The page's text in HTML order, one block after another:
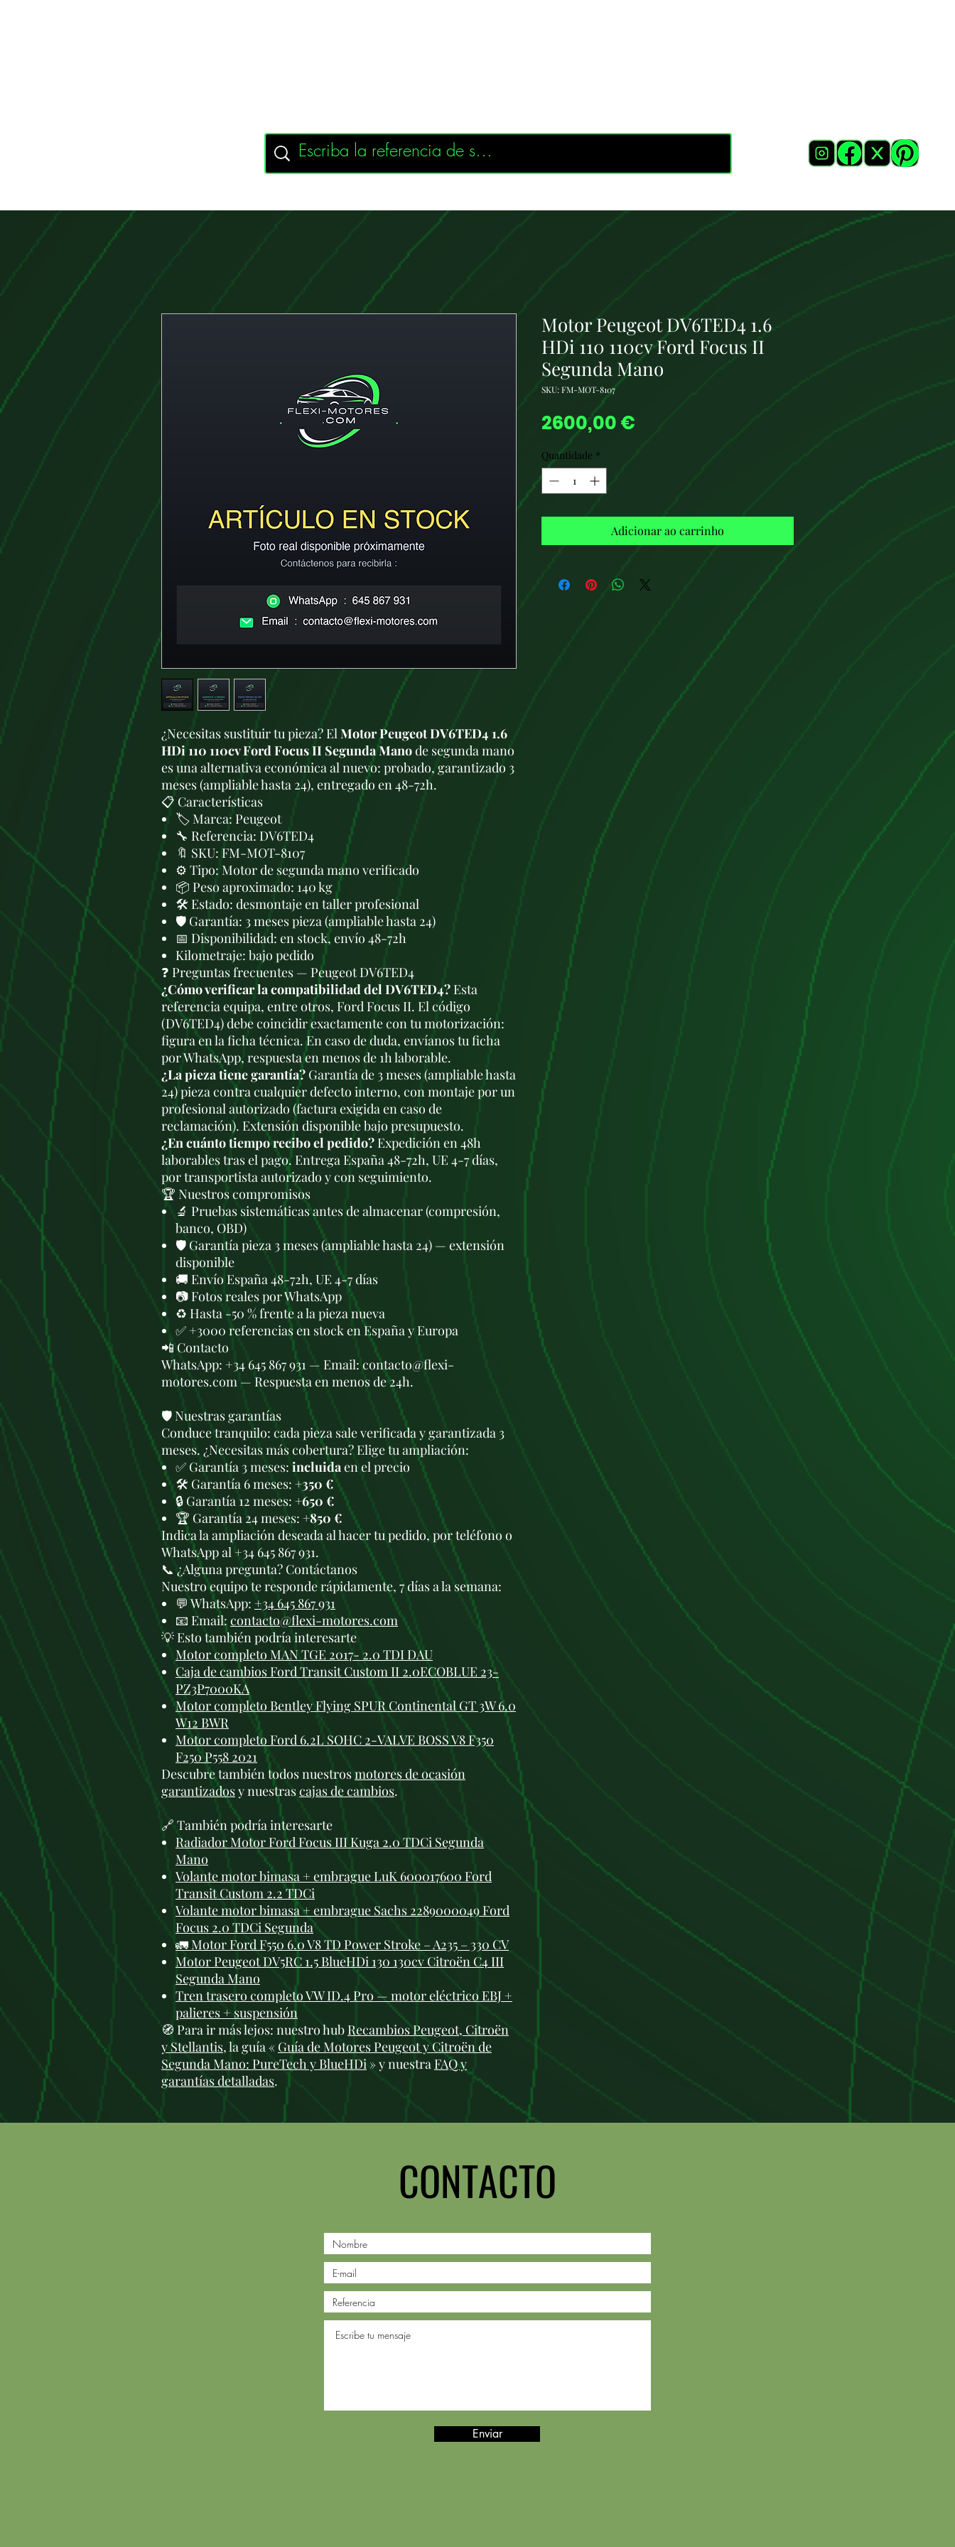
¿Necesitas sustituir tu pieza? ElMotor Peugeot DV6TED4 1.6
HDi 110 110cv Ford Focus II Segunda Manode segunda mano
es una alternativa económica al nuevo: probado, garantizado 3
meses (ampliable hasta 24), entregado en 48-72h.
📋 Características
🏷️ Marca: Peugeot
🔧 Referencia: DV6TED4
🔖 SKU: FM-MOT-8107
⚙️ Tipo: Motor de segunda mano verificado
📦 Peso aproximado: 140 kg
🛠 Estado: desmontaje en taller profesional
🛡️ Garantía: 3 meses pieza (ampliable hasta 24)
📅 Disponibilidad: en stock, envío 48-72h
Kilometraje: bajo pedido
❓ Preguntas frecuentes — Peugeot DV6TED4
¿Cómo verificar la compatibilidad del DV6TED4? Esta
referencia equipa, entre otros, Ford Focus II. El código
(DV6TED4) debe coincidir exactamente con tu motorización:
figura en la ficha técnica. En caso de duda, envíanos tu ficha
por WhatsApp, respuesta en menos de 1h laborable.
¿La pieza tiene garantía? Garantía de 3 meses (ampliable hasta
24) pieza contra cualquier defecto interno, con montaje por un
profesional autorizado (factura exigida en caso de
reclamación). Extensión disponible bajo presupuesto.
¿En cuánto tiempo recibo el pedido? Expedición en 48h
laborables tras el pago. Entrega España 48-72h, UE 4-7 días,
por transportista autorizado y con seguimiento.
🏆 Nuestros compromisos
🔬 Pruebas sistemáticas antes de almacenar (compresión,
banco, OBD)
🛡️ Garantía pieza 3 meses (ampliable hasta 24) — extensión
disponible
🚚 Envío España 48-72h, UE 4-7 días
📷 Fotos reales por WhatsApp
♻️ Hasta -50 % frente a la pieza nueva
✅ +3000 referencias en stock en España y Europa
📲 Contacto
WhatsApp: +34 645 867 931 — Email: contacto@flexi-
motores.com — Respuesta en menos de 24h.
🛡️ Nuestras garantías
Conduce tranquilo: cada pieza sale verificada y garantizada 3
meses. ¿Necesitas más cobertura? Elige tu ampliación:
✅ Garantía 3 meses: incluidaen el precio
🛠️ Garantía 6 meses: +350 €
🔒 Garantía 12 meses: +650 €
🏆 Garantía 24 meses: +850 €
Indica la ampliación deseada al hacer tu pedido, por teléfono o
WhatsApp al +34 645 867 931.
📞 ¿Alguna pregunta? Contáctanos
Nuestro equipo te responde rápidamente, 7 días a la semana:
💬 WhatsApp: +34 645 867 931
📧 Email: contacto@flexi-motores.com
💡 Esto también podría interesarte
Motor completo MAN TGE 2017- 2.0 TDI DAU
Caja de cambios Ford Transit Custom II 2.0ECOBLUE 23-
PZ3P7000KA
Motor completo Bentley Flying SPUR Continental GT 3W 6.0
W12 BWR
Motor completo Ford 6.2L SOHC 2-VALVE BOSS V8 F350
F250 P558 2021
Descubre también todos nuestrosmotores de ocasión
garantizadosy nuestrascajas de cambios.
🔗 También podría interesarte
Radiador Motor Ford Focus III Kuga 2.0 TDCi Segunda
Mano
Volante motor bimasa + embrague LuK 600017600 Ford
Transit Custom 2.2 TDCi
Volante motor bimasa + embrague Sachs 2289000049 Ford
Focus 2.0 TDCi Segunda
🚛 Motor Ford F550 6.0 V8 TD Power Stroke – A235 – 330 CV
Motor Peugeot DV5RC 1.5 BlueHDi 130 130cv Citroën C4 III
Segunda Mano
Tren trasero completo VW ID.4 Pro — motor eléctrico EBJ +
palieres + suspensión
🧭 Para ir más lejos: nuestro hub Recambios Peugeot, Citroën
y Stellantis, la guía « Guía de Motores Peugeot y Citroën de
Segunda Mano: PureTech y BlueHDi » y nuestra FAQ y
garantías detalladas.
Motor Peugeot DV6TED4 1.6
HDi 110 110cv Ford Focus II
Segunda Mano
SKU: FM-MOT-8107
2600,00 €
Quantidade *
Adicionar ao carrinho
CONTACTO
Enviar